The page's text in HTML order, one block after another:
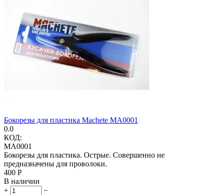
Бокорезы для пластика Machete MA0001
0.0
КОД:
MA0001
Бокорезы для пластика. Острые. Совершенно не
предназначены для проволоки.
‍400‍ Р
В наличии
+
−